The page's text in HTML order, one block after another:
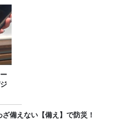
ざ備えない【備え】で防災！